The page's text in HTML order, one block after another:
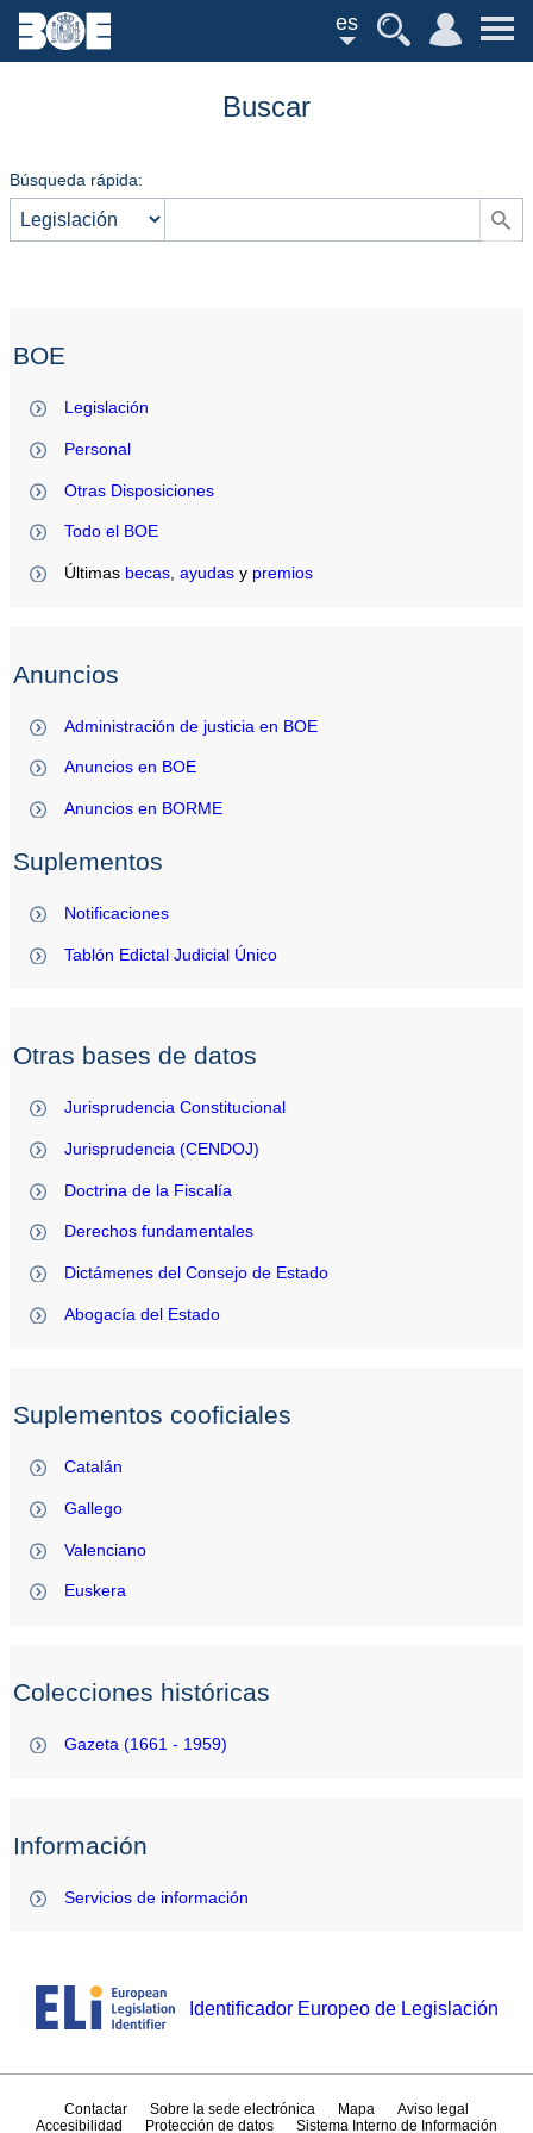
es
Buscar
Búsqueda rápida:
BOE
Legislación
Personal
Otras Disposiciones
Todo el BOE
Últimas becas ,ayudas y premios
Anuncios
Administración de justicia en BOE
Anuncios en BOE
Anuncios en BORME
Suplementos
Notificaciones
Tablón Edictal Judicial Único
Otras bases de datos
Jurisprudencia Constitucional
Jurisprudencia (CENDOJ)
Doctrina de la Fiscalía
Derechos fundamentales
Dictámenes del Consejo de Estado
Abogacía del Estado
Suplementos cooficiales
Catalán
Gallego
Valenciano
Euskera
Colecciones históricas
Gazeta (1661 - 1959)
Información
Servicios de información
Identificador Europeo de Legislación
Contactar Sobre la sede electrónica Mapa
Aviso legal
Accesibilidad
Protección de datos Sistema Interno de Información